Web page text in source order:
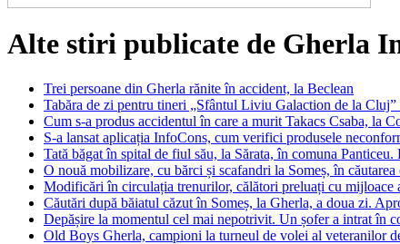
Alte stiri publicate de Gherla
Trei persoane din Gherla rănite în accident, la Beclean
Tabăra de zi pentru tineri „Sfântul Liviu Galaction de la Cluj”
Cum s-a produs accidentul în care a murit Takacs Csaba, la
S-a lansat aplicația InfoCons, cum verifici produsele
Tată băgat în spital de fiul său, la Sărata, în comuna
O nouă mobilizare, cu bărci și scafandri la Someș, în
Modificări în circulația trenurilor, călători preluați cu mijloace
Căutări după băiatul căzut în Someș, la Gherla, a doua zi.
Depășire la momentul cel mai nepotrivit. Un șofer a intrat în
Old Boys Gherla, campioni la turneul de volei al veteranilor